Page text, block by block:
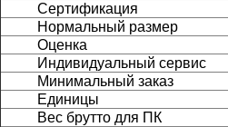
Сертификация
Нормальный размер
Оценка
Индивидуальный сервис
Минимальный заказ
Единицы
Вес брутто для ПК